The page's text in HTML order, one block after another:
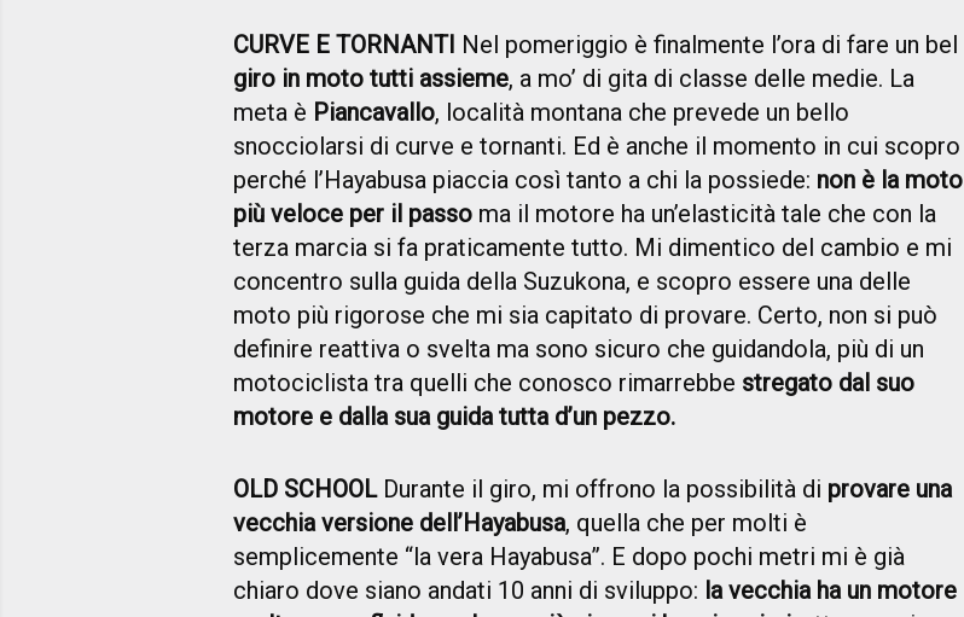
CURVE E TORNANTI Nel pomeriggio è finalmente l’ora di fare un bel
giro in moto tutti assieme, a mo’ di gita di classe delle medie. La
meta è Piancavallo, località montana che prevede un bello
snocciolarsi di curve e tornanti. Ed è anche il momento in cui scopro
perché l’Hayabusa piaccia così tanto a chi la possiede: non è la moto
più veloce per il passo ma il motore ha un’elasticità tale che con la
terza marcia si fa praticamente tutto. Mi dimentico del cambio e mi
concentro sulla guida della Suzukona, e scopro essere una delle
moto più rigorose che mi sia capitato di provare. Certo, non si può
definire reattiva o svelta ma sono sicuro che guidandola, più di un
motociclista tra quelli che conosco rimarrebbe stregato dal suo
motore e dalla sua guida tutta d’un pezzo.
OLD SCHOOLDurante il giro, mi offrono la possibilità di provare una
vecchia versione dell’Hayabusa, quella che per molti è
semplicemente “la vera Hayabusa”. E dopo pochi metri mi è già
chiaro dove siano andati 10 anni di sviluppo: la vecchia ha un motore